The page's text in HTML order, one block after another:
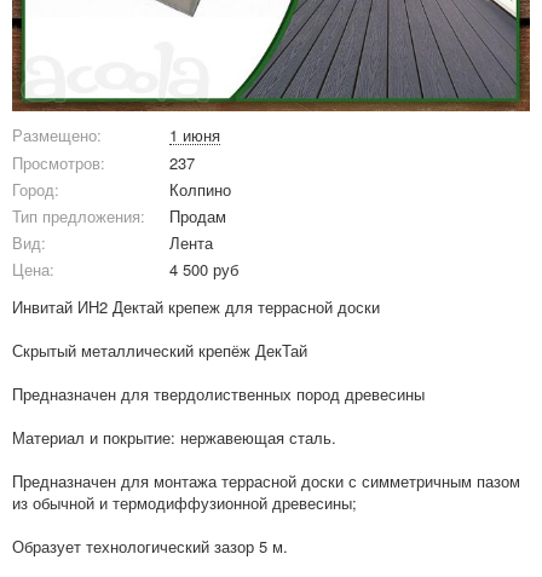
Размещено:
1 июня
Просмотров:
237
Город:
Колпино
Тип предложения:
Продам
Вид:
Лента
Цена:
4 500 руб
Инвитай ИН2 Дектай крепеж для террасной доски
Скрытый металлический крепёж ДекТай
Предназначен для твердолиственных пород древесины
Материал и покрытие: нержавеющая сталь.
Предназначен для монтажа террасной доски с симметричным пазом
из обычной и термодиффузионной древесины;
Образует технологический зазор 5 м.